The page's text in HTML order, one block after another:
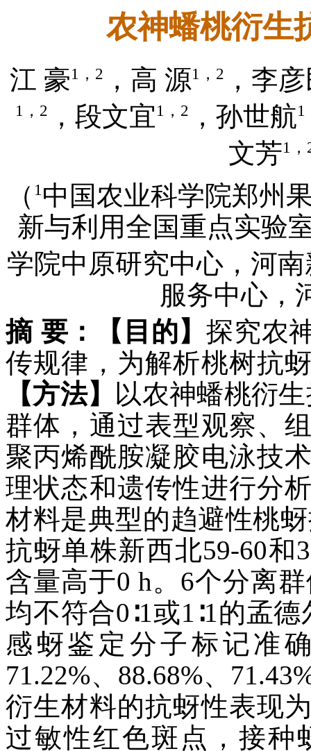
农神蟠桃衍生
江 豪1，2 ，高 源1，2 ，李
1，2 ，段文宜1，2 ，孙世航1
文芳1
（ 1中国农业科学院郑州
新与利用全国重点实验
学院中原研究中心，河南
服务中心，
摘 要：
【目的】 探究农
传规律，为解析桃树抗
【方法】 以农神蟠桃衍
群体，通过表型观察、
聚丙烯酰胺凝胶电泳技
理状态和遗传性进行分
材料是典型的趋避性桃
抗蚜单株新西北59-60和
含量高于0 h。6个分离
均不符合0∶1或1∶1的孟
感蚜鉴定分子标记准
71.22%、88.68%、
衍生材料的抗蚜性表现
过敏性红色斑点，接种